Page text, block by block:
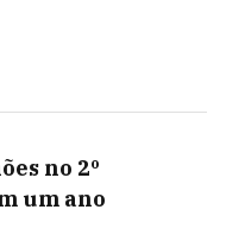
no 2º
um ano